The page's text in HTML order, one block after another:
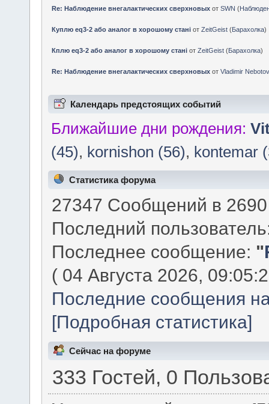
Re: Наблюдение внегалактических сверхновыхот SWN (
Куплю eq3-2 або аналог в хорошому станіот ZeitGeist(Барахолка)
Кплю eq3-2 або аналог в хорошому станіот ZeitGeist(Барахолка)
Re: Наблюдение внегалактических сверхновыхот Vladimir Nebotov
Календарь предстоящих событий
Ближайшие дни рождения:
(45), kornishon (56), kontemar
Статистика форума
27347 Сообщений в
Последний
Последнее сообщение: "
( 04 Августа 2026,
Последние сообщения
[Подробная статистика]
Сейчас на форуме
333 Гостей, 0